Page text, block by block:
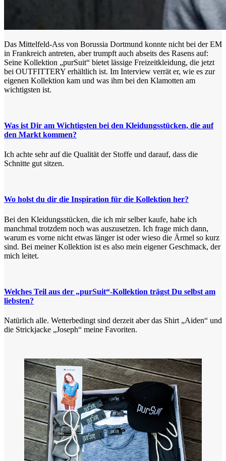
Das Mittelfeld-Ass von Borussia Dortmund konnte nicht bei der EM
in Frankreich antreten, aber trumpft auch abseits des Rasens auf:
Seine Kollektion „purSuit“ bietet lässige Freizeitkleidung, die jetzt
bei OUTFITTERY erhältlich ist. Im Interview verrät er, wie es zur
eigenen Kollektion kam und was ihm bei den Klamotten am
wichtigsten ist.
Was ist Dir am Wichtigsten bei den Kleidungsstücken, die auf
den Markt kommen?
Ich achte sehr auf die Qualität der Stoffe und darauf, dass die
Schnitte gut sitzen.
Wo holst du dir die Inspiration für die Kollektion her?
Bei den Kleidungsstücken, die ich mir selber kaufe, habe ich
manchmal trotzdem noch was auszusetzen. Ich frage mich dann,
warum es vorne nicht etwas länger ist oder wieso die Ärmel so kurz
sind. Bei meiner Kollektion ist es also mein eigener Geschmack, der
mich leitet.
Welches Teil aus der „purSuit“-Kollektion trägst Du selbst am
liebsten?
Natürlich alle. Wetterbedingt sind derzeit aber das Shirt „Aiden“ und
die Strickjacke „Joseph“ meine Favoriten.